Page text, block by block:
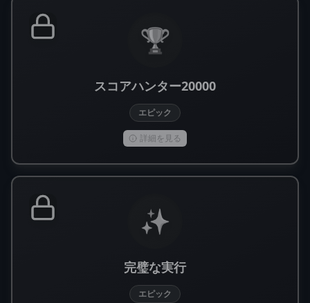
🏆
スコアハンター20000
エピック
詳細を見る
✨
完璧な実行
エピック